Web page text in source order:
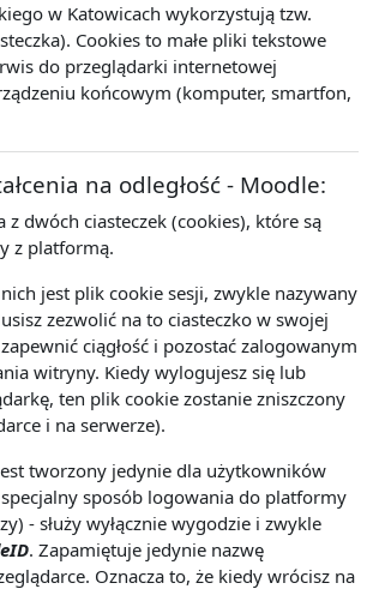
w Katowicach wykorzystują tzw.
Cookies to małe pliki tekstowe
do przeglądarki internetowej
końcowym (komputer, smartfon,
na odległość - Moodle:
z dwóch ciasteczek (cookies), które są
z platformą.
jest plik cookie sesji, zwykle nazywany
zezwolić na to ciasteczko w swojej
ciągłość i pozostać zalogowanym
witryny. Kiedy wylogujesz się lub
ten plik cookie zostanie zniszczony
i na serwerze).
tworzony jedynie dla użytkowników
sposób logowania do platformy
- służy wyłącznie wygodzie i zwykle
. Zapamiętuje jedynie nazwę
Oznacza to, że kiedy wrócisz na